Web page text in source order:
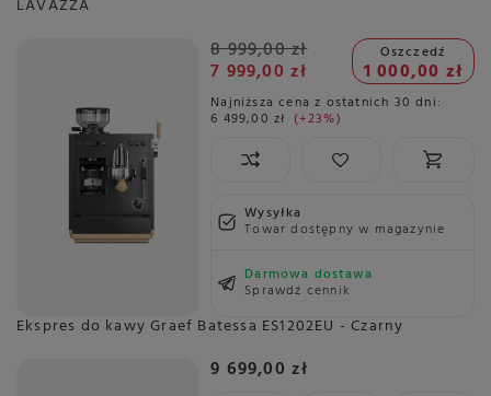
LAVAZZA
8 999,00 zł
7 999,00 zł
Oszczedź
1 000,00 zł
Najniższa cena z ostatnich 30 dni:
6 499,00 zł +23%
Wysyłka
Towar dostępny w magazynie
Darmowa dostawa
Sprawdź cennik
Ekspres do kawy Graef Batessa ES1202EU - Czarny
9 699,00 zł